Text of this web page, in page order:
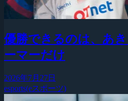
優勝できるのは、あ
ーマーだけ
2026年7月27日
esports(eスポーツ)